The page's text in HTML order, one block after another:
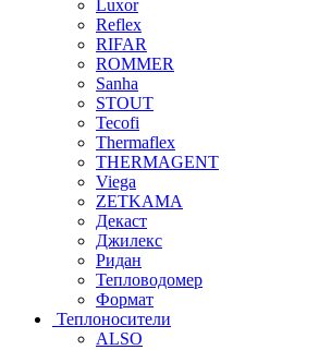
Luxor
Reflex
RIFAR
ROMMER
Sanha
STOUT
Tecofi
Thermaflex
THERMAGENT
Viega
ZETKAMA
Декаст
Джилекс
Ридан
Тепловодомер
Формат
Теплоносители
ALSO